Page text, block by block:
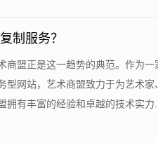
制服务？
商盟正是这一趋势的典范。作为一
型网站，艺术商盟致力于为艺术家
有丰富的经验和卓越的技术实力